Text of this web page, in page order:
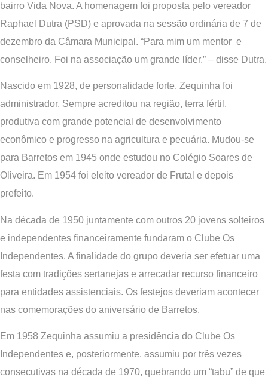
bairro Vida Nova. A homenagem foi proposta pelo vereador
Raphael Dutra (PSD) e aprovada na sessão ordinária de 7 de
dezembro da Câmara Municipal. “Para mim um mentor e
conselheiro. Foi na associação um grande líder.” – disse Dutra.
Nascido em 1928, de personalidade forte, Zequinha foi
administrador. Sempre acreditou na região, terra fértil,
produtiva com grande potencial de desenvolvimento
econômico e progresso na agricultura e pecuária. Mudou-se
para Barretos em 1945 onde estudou no Colégio Soares de
Oliveira. Em 1954 foi eleito vereador de Frutal e depois
prefeito.
Na década de 1950 juntamente com outros 20 jovens solteiros
e independentes financeiramente fundaram o Clube Os
Independentes. A finalidade do grupo deveria ser efetuar uma
festa com tradições sertanejas e arrecadar recurso financeiro
para entidades assistenciais. Os festejos deveriam acontecer
nas comemorações do aniversário de Barretos.
Em 1958 Zequinha assumiu a presidência do Clube Os
Independentes e, posteriormente, assumiu por três vezes
consecutivas na década de 1970, quebrando um “tabu” de que